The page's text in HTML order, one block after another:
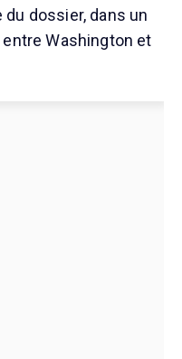
dossier, dans un
Washington et